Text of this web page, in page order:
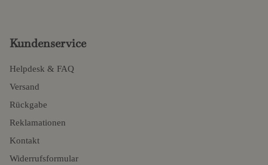
Kundenservice
Helpdesk & FAQ
Versand
Rückgabe
Reklamationen
Kontakt
Widerrufsformular